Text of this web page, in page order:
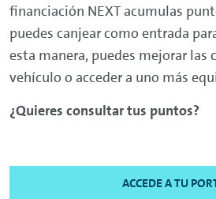
financiación NEXTacumulas
puedes canjear como entrada
esta manera, puedes mejorar las
vehículo o acceder a uno más
¿Quieres consultar tus puntos?
ACCEDE A TU